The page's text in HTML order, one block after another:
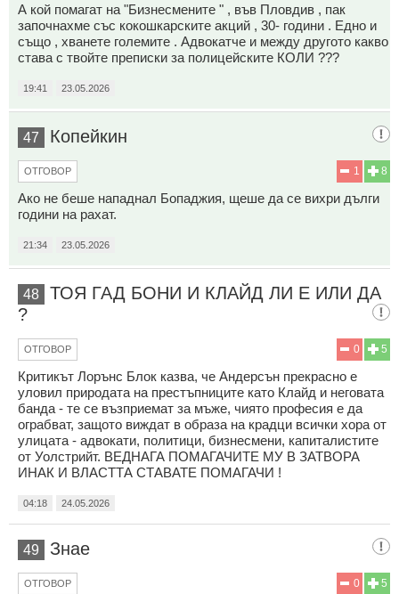
А кой помагат на "Бизнесмените " , във Пловдив , пак
започнахме със кокошкарските акций , 30- години . Едно и
също , хванете големите . Адвокатче и между другото какво
става с твойте преписки за полицейските КОЛИ ???
19:41 23.05.2026
47 Копейкин
8
1
ОТГОВОР
Ако не беше нападнал Бопаджия, щеше да се вихри дълги
години на рахат.
21:34 23.05.2026
48
ТОЯ ГАД БОНИ И КЛАЙД ЛИ Е ИЛИ ДА
?
5
0
ОТГОВОР
Критикът Лорънс Блок казва, че Андерсън прекрасно е
уловил природата на престъпниците като Клайд и неговата
банда - те се възприемат за мъже, чиято професия е да
ограбват, защото виждат в образа на крадци всички хора от
улицата - адвокати, политици, бизнесмени, капиталистите
от Уолстрийт. ВЕДНАГА ПОМАГАЧИТЕ МУ В ЗАТВОРА
ИНАК И ВЛАСТТА СТАВАТЕ ПОМАГАЧИ !
04:18 24.05.2026
49 Знае
5
0
ОТГОВОР